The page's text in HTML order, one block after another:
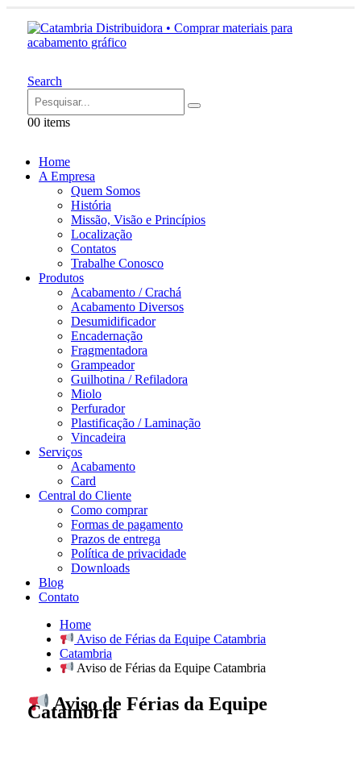
Search
00 items
Home
A Empresa
Quem Somos
História
Missão, Visão e Princípios
Localização
Contatos
Trabalhe Conosco
Produtos
Acabamento / Crachá
Acabamento Diversos
Desumidificador
Encadernação
Fragmentadora
Grampeador
Guilhotina / Refiladora
Miolo
Perfurador
Plastificação / Laminação
Vincadeira
Serviços
Acabamento
Card
Central do Cliente
Como comprar
Formas de pagamento
Prazos de entrega
Política de privacidade
Downloads
Blog
Contato
Home
Aviso de Férias da Equipe Catambria
Catambria
Aviso de Férias da Equipe Catambria
Aviso de Férias da Equipe
Catambria